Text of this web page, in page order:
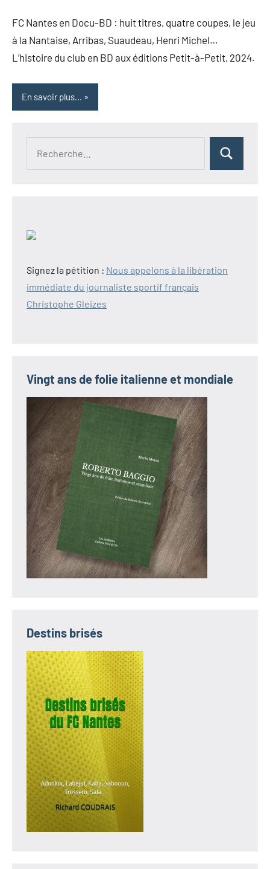
FC Nantes en Docu-BD : huit titres, quatre coupes, le jeu
à la Nantaise, Arribas, Suaudeau, Henri Michel…
L’histoire du club en BD aux éditions Petit-à-Petit, 2024.
En savoir plus...
Rechercher
Signez la pétition : Nous appelons à la libération
immédiate du journaliste sportif français
Christophe Gleizes
Vingt ans de folie italienne et mondiale
Destins brisés